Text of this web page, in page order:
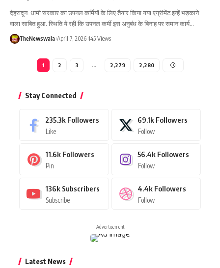
देहरादून: धामी सरकार का उपनल कर्मियों के लिए तैयार किया गया एग्रीमेंट इन्हें भड़काने
वाला साबित हुआ. स्थिति ये रही कि उपनल कर्मी इस अनुबंध के बिनाह पर समान कार्य…
TheNewswala April 7, 2026 145 Views
1 2 3 … 2,279 2,280
Stay Connected
235.3k Followers
Like
69.1k Followers
Follow
11.6k Followers
Pin
56.4k Followers
Follow
136k Subscribers
Subscribe
4.4k Followers
Follow
- Advertisement -
Latest News